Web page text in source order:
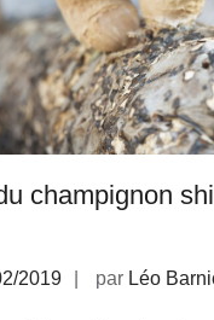
champignon
2019 par Léo